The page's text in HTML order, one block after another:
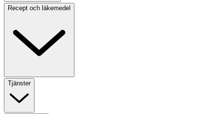
Recept och läkemedel
Tjänster